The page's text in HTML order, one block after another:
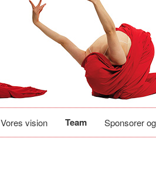
Vores vision Team Sponsorer